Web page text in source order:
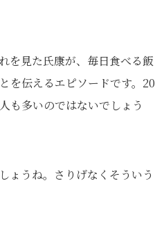
を見た氏康が、毎日食べる飯
を伝えるエピソードです。20
も多いのではないでしょう
ょうね。さりげなくそういう